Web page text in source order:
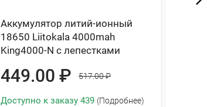
Аккумулятор литий-ионный
18650 Liitokala 4000mah
King4000-N с лепестками
449.00 ₽ 517.00 ₽
Доступно к заказу 439 (Подробнее)